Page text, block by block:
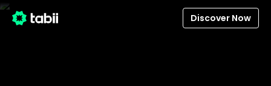
Discover Now